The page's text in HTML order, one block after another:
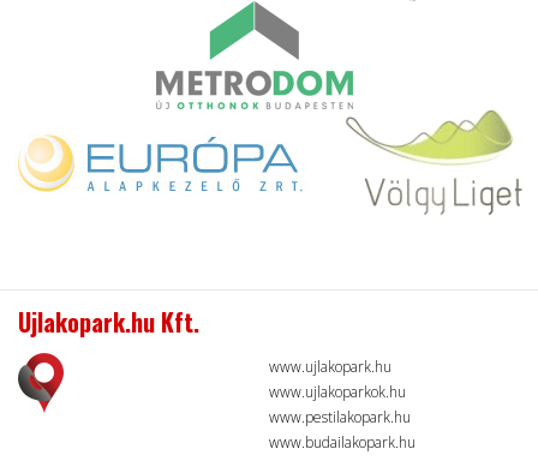
Ujlakopark.hu Kft.
www.ujlakopark.hu
www.ujlakoparkok.hu
www.pestilakopark.hu
www.budailakopark.hu